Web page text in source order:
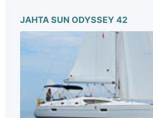
JAHTA SUN ODYSSEY 42